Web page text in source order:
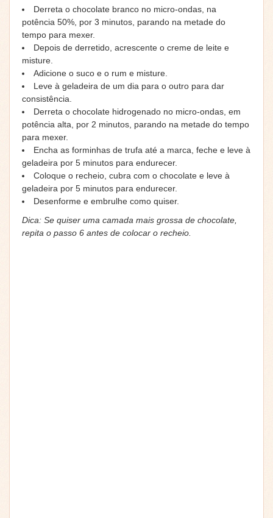
Derreta o chocolate branco no micro-ondas, na
potência 50%, por 3 minutos, parando na metade do
tempo para mexer.
Depois de derretido, acrescente o creme de leite e
misture.
Adicione o suco e o rum e misture.
Leve à geladeira de um dia para o outro para dar
consistência.
Derreta o chocolate hidrogenado no micro-ondas, em
potência alta, por 2 minutos, parando na metade do tempo
para mexer.
Encha as forminhas de trufa até a marca, feche e leve à
geladeira por 5 minutos para endurecer.
Coloque o recheio, cubra com o chocolate e leve à
geladeira por 5 minutos para endurecer.
Desenforme e embrulhe como quiser.
Dica: Se quiser uma camada mais grossa de chocolate,
repita o passo 6 antes de colocar o recheio.